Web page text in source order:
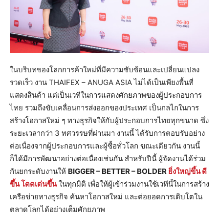
ในบริบทของโลกการค้าใหม่ที่มีความซับซ้อนและเปลี่ยนแปลง
รวดเร็ว งาน THAIFEX – ANUGA ASIA ไม่ได้เป็นเพียงพื้นที่
แสดงสินค้า แต่เป็นเวทีในการแสดงศักยภาพของผู้ประกอบการ
ไทย รวมถึงขับเคลื่อนการส่งออกของประเทศ เป็นกลไกในการ
สร้างโอกาสใหม่ ๆ ทางธุรกิจให้กับผู้ประกอบการไทยทุกขนาด ซึ่ง
ระยะเวลากว่า 3 ทศวรรษที่ผ่านมา งานนี้ ได้รับการตอบรับอย่าง
ต่อเนื่องจากผู้ประกอบการและผู้ซื้อทั่วโลก ขณะเดียวกัน งานนี้
ก็ได้มีการพัฒนาอย่างต่อเนื่องเช่นกัน สำหรับปีนี้ ผู้จัดงานได้ร่วม
กันยกระดับงานให้ BIGGER – BETTER – BOLDERยิ่งใหญ่ขึ้น ดี
ขึ้น โดดเด่นขึ้นในทุกมิติ เพื่อให้ผู้เข้าร่วมงานใช้เวทีนี้ในการสร้าง
เครือข่ายทางธุรกิจ ค้นหาโอกาสใหม่ และต่อยอดการเติบโตใน
ตลาดโลกได้อย่างเต็มศักยภาพ